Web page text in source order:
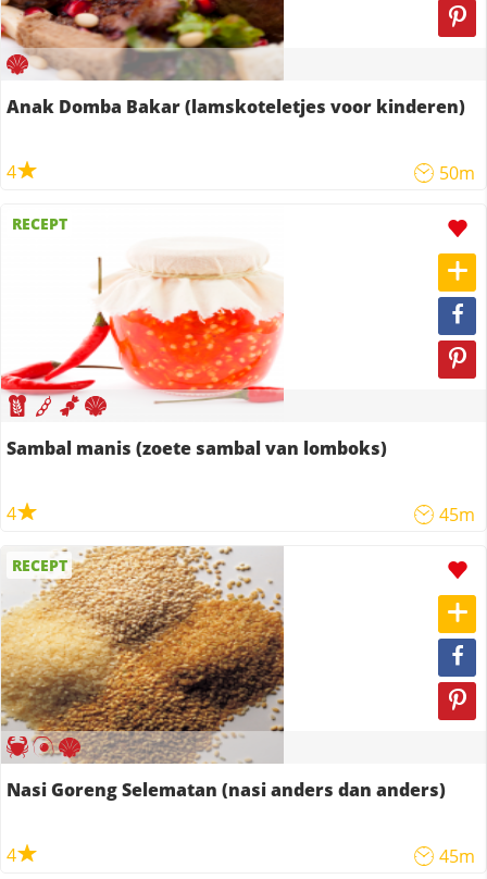
Anak Domba Bakar (lamskoteletjes voor kinderen)
4 50m
RECEPT
Sambal manis (zoete sambal van lomboks)
4 45m
RECEPT
Nasi Goreng Selematan (nasi anders dan anders)
4 45m